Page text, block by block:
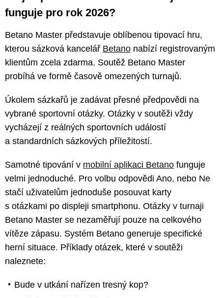
funguje pro rok 2026?
Betano Master představuje oblíbenou tipovací hru,
kterou sázková kancelář Betano nabízí registrovaným
klientům zcela zdarma. Soutěž Betano Master
probíhá ve formě časově omezených turnajů.
Úkolem sázkařů je zadávat přesné předpovědi na
vybrané sportovní otázky. Otázky v soutěži vždy
vycházejí z reálných sportovních událostí
a standardních sázkových příležitostí.
Samotné tipování v mobilní aplikaci Betano funguje
velmi jednoduché. Pro volbu odpovědi Ano, nebo Ne
stačí uživatelům jednoduše posouvat karty
s otázkami po displeji smartphonu. Otázky v turnaji
Betano Master se nezaměřují pouze na celkového
vítěze zápasu. Systém Betano generuje specifické
herní situace. Příklady otázek, které v soutěži
naleznete:
Bude v utkání nařízen tresný kop?